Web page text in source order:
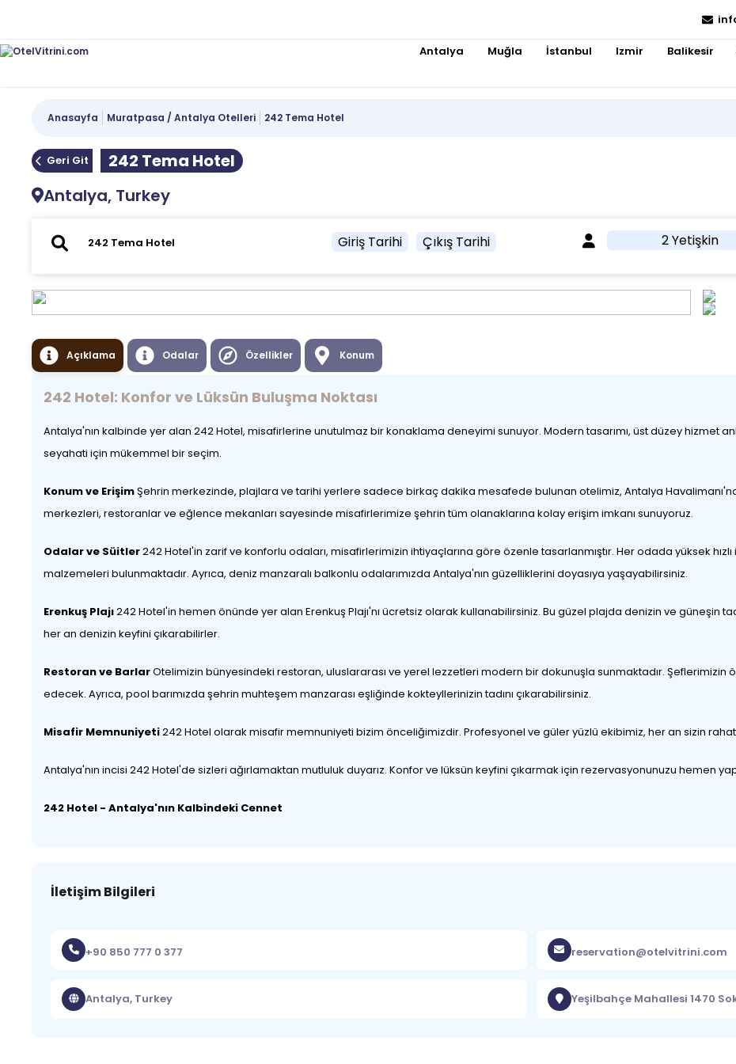
Antalya Muğla İstanbul Izmir Balikesir
Anasayfa Muratpasa / Antalya Otelleri 242 Tema Hotel
Geri Git
242 Tema Hotel
Antalya, Turkey
Giriş Tarihi Çıkış Tarihi 2 Yetişkin
Açıklama Odalar Özellikler Konum
242 Hotel: Konfor ve Lüksün Buluşma Noktası
Antalya'nın kalbinde yer alan 242 Hotel, misafirlerine unutulmaz bir konaklama deneyimi sunuyor. Modern tasarımı, üst düzey hizmet
seyahati için mükemmel bir seçim.
Konum ve ErişimŞehrin merkezinde, plajlara ve tarihi yerlere sadece birkaç dakika mesafede bulunan otelimiz, Antalya Havalimanı'na
merkezleri, restoranlar ve eğlence mekanları sayesinde misafirlerimize şehrin tüm olanaklarına kolay erişim imkanı sunuyoruz.
Odalar ve Süitler242 Hotel'in zarif ve konforlu odaları, misafirlerimizin ihtiyaçlarına göre özenle tasarlanmıştır. Her odada yüksek
malzemeleri bulunmaktadır. Ayrıca, deniz manzaralı balkonlu odalarımızda Antalya'nın güzelliklerini doyasıya yaşayabilirsiniz.
Erenkuş Plajı242 Hotel'in hemen önünde yer alan Erenkuş Plajı'nı ücretsiz olarak kullanabilirsiniz. Bu güzel plajda denizin ve güneşin
her an denizin keyfini çıkarabilirler.
Restoran ve BarlarOtelimizin bünyesindeki restoran, uluslararası ve yerel lezzetleri modern bir dokunuşla sunmaktadır. Şeflerimizin
edecek. Ayrıca, pool barımızda şehrin muhteşem manzarası eşliğinde kokteyllerinizin tadını çıkarabilirsiniz.
Misafir Memnuniyeti242 Hotel olarak misafir memnuniyeti bizim önceliğimizdir. Profesyonel ve güler yüzlü ekibimiz, her an sizin
Antalya'nın incisi 242 Hotel'de sizleri ağırlamaktan mutluluk duyarız. Konfor ve lüksün keyfini çıkarmak için rezervasyonunuzu hemen
242 Hotel - Antalya'nın Kalbindeki Cennet
İletişim Bilgileri
+90 850 777 0 377 reservation@otelvitrini.com
Antalya, Turkey Yeşilbahçe Mahallesi 1470